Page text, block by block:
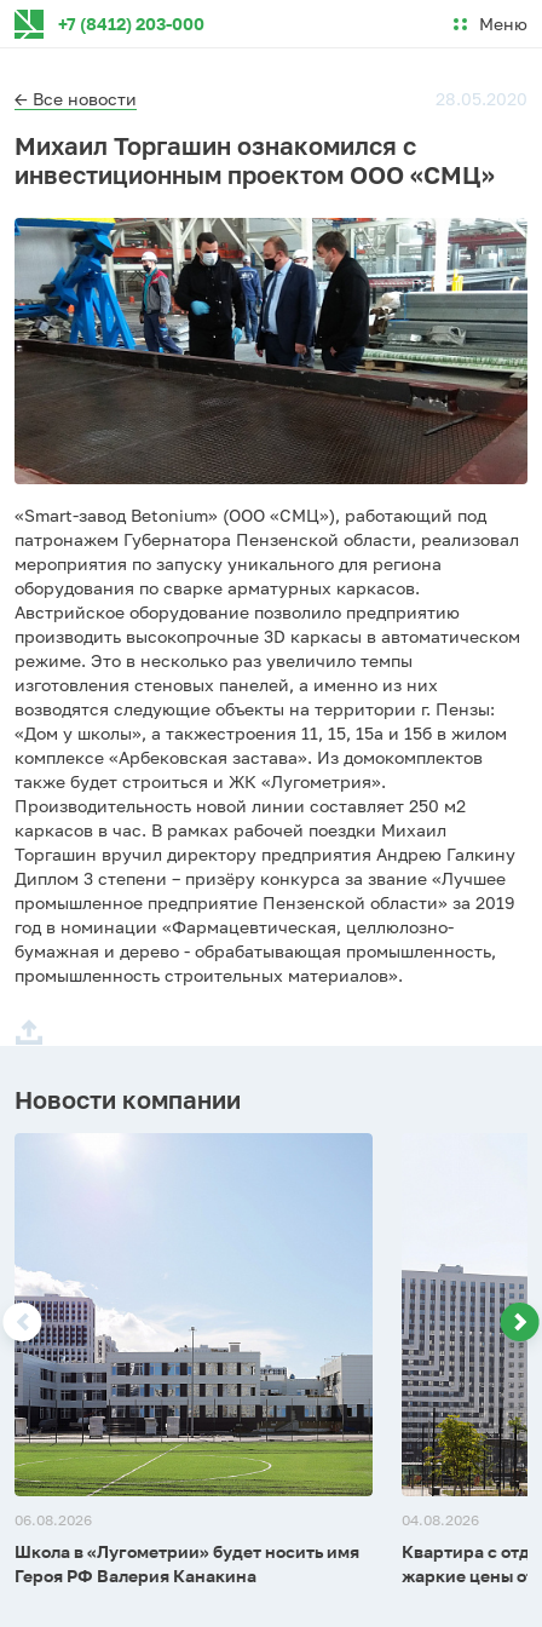
+7 (8412) 203-000 Меню
← Все новости 28.05.2020
Михаил Торгашин ознакомился с
инвестиционным проектом ООО «СМЦ»
«Smart-завод Betonium» (ООО «СМЦ»), работающий под
патронажем Губернатора Пензенской области, реализовал
мероприятия по запуску уникального для региона
оборудования по сварке арматурных каркасов.
Австрийское оборудование позволило предприятию
производить высокопрочные 3D каркасы в автоматическом
режиме. Это в несколько раз увеличило темпы
изготовления стеновых панелей, а именно из них
возводятся следующие объекты на территории г. Пензы:
«Дом у школы», а такжестроения 11, 15, 15а и 15б в жилом
комплексе «Арбековская застава». Из домокомплектов
также будет строиться и ЖК «Лугометрия».
Производительность новой линии составляет 250 м2
каркасов в час. В рамках рабочей поездки Михаил
Торгашин вручил директору предприятия Андрею Галкину
Диплом 3 степени – призёру конкурса за звание «Лучшее
промышленное предприятие Пензенской области» за 2019
год в номинации «Фармацевтическая, целлюлозно-
бумажная и дерево - обрабатывающая промышленность,
промышленность строительных материалов».
Новости компании
06.08.2026
Школа в «Лугометрии» будет носить имя
Героя РФ Валерия Канакина
04.08.2026
Квартира с
жаркие цены от